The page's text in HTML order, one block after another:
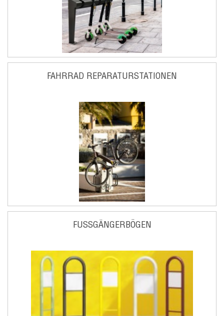
FAHRRAD REPARATURSTATIONEN
FUSSGÄNGERBÖGEN